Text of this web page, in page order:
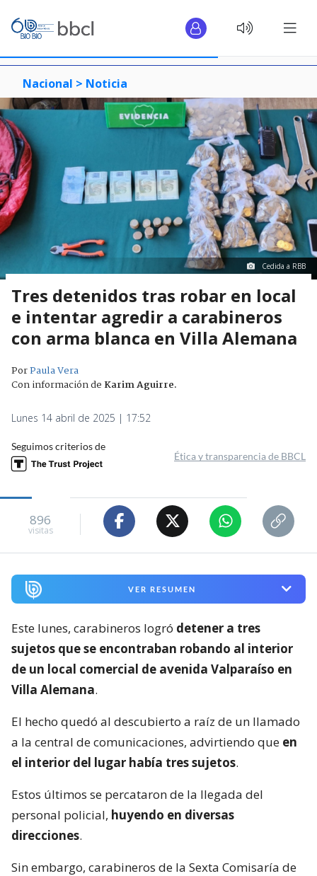
Nacional > Noticia
Cedida a RBB
Tres detenidos tras robar en local
e intentar agredir a carabineros
con arma blanca en Villa Alemana
PorPaula Vera
Con información de Karim Aguirre.
Lunes 14 abril de 2025 | 17:52
Seguimos criterios de
Ética y transparencia de BBCL
896
visitas
VER RESUMEN
Este lunes, carabineros logró detener a tres
sujetos que se encontraban robando al interior
de un local comercial de avenida Valparaíso en
Villa Alemana.
El hecho quedó al descubierto a raíz de un llamado
a la central de comunicaciones, advirtiendo que en
el interior del lugar había tres sujetos.
Estos últimos se percataron de la llegada del
personal policial, huyendo en diversas
direcciones.
Sin embargo, carabineros de la Sexta Comisaría de